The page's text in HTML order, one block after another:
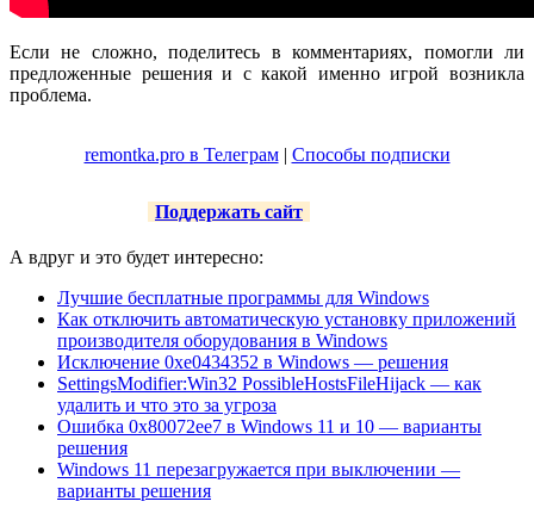
Если не сложно, поделитесь в комментариях, помогли ли
предложенные решения и с какой именно игрой возникла
проблема.
remontka.pro в Телеграм| Способы подписки
Поддержать сайт
А вдруг и это будет интересно:
Лучшие бесплатные программы для Windows
Как отключить автоматическую установку приложений
производителя оборудования в Windows
Исключение 0xe0434352 в Windows — решения
SettingsModifier:Win32 PossibleHostsFileHijack — как
удалить и что это за угроза
Ошибка 0x80072ee7 в Windows 11 и 10 — варианты
решения
Windows 11 перезагружается при выключении —
варианты решения